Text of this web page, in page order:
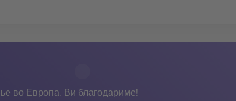
во Европа. Ви благодариме!